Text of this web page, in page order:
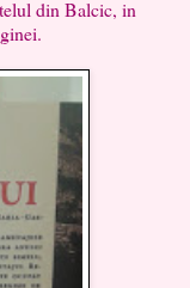
din Balcic, in